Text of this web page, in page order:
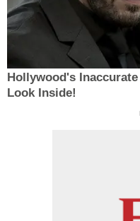
Hollywood's
Look Inside!